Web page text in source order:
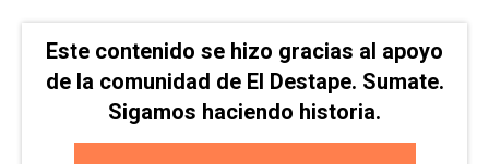
Este contenido se hizo gracias al apoyo
de la comunidad de El Destape. Sumate.
Sigamos haciendo historia.